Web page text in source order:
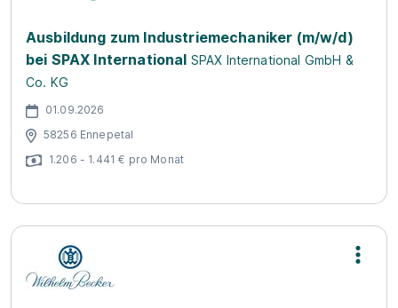
Ausbildung zum Industriemechaniker (m/w/d)
bei SPAX International SPAX International GmbH &
Co. KG
01.09.2026
58256 Ennepetal
1.206 - 1.441 € pro Monat